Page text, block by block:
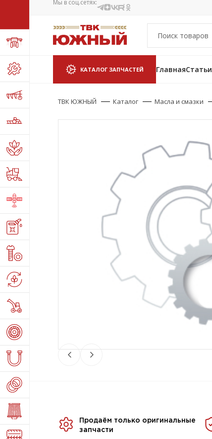
Мы в соц.сетях:
КАТАЛОГ ЗАПЧАСТЕЙ ГлавнаяСтатьи
ТВК ЮЖНЫЙ Каталог Масла и смазки
Продаём только оригинальные
запчасти